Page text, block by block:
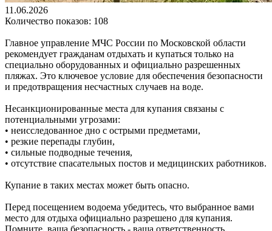
11.06.2026
Количество показов: 108
Главное управление МЧС России по Московской области
рекомендует гражданам отдыхать и купаться только на
специально оборудованных и официально разрешенных
пляжах. Это ключевое условие для обеспечения безопасности
и предотвращения несчастных случаев на воде.
Несанкционированные места для купания связаны с
потенциальными угрозами:
• неисследованное дно с острыми предметами,
• резкие перепады глубин,
• сильные подводные течения,
• отсутствие спасательных постов и медицинских работников.
Купание в таких местах может быть опасно.
Перед посещением водоема убедитесь, что выбранное вами
место для отдыха официально разрешено для купания.
Помните, ваша безопасность - ваша ответственность.